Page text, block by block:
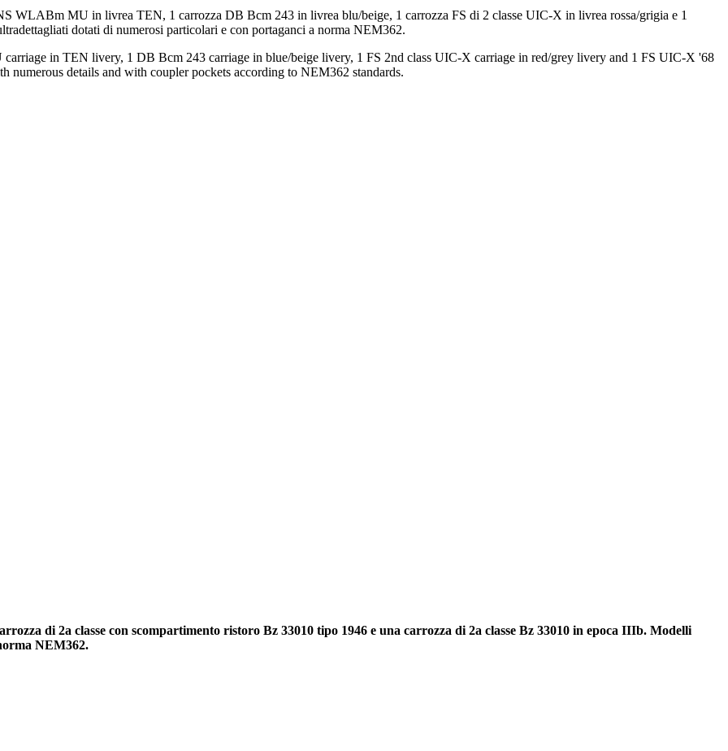
WLABm MU in livrea TEN, 1 carrozza DB Bcm 243 in livrea blu/beige, 1 carrozza FS di 2 classe UIC-X in livrea rossa/grigia e 1
dotati di numerosi particolari e con portaganci a norma NEM362.
in TEN livery, 1 DB Bcm 243 carriage in blue/beige livery, 1 FS 2nd class UIC-X carriage in red/grey livery and 1 FS UIC-X '68
details and with coupler pockets according to NEM362 standards.
di 2a classe con scompartimento ristoro Bz 33010 tipo 1946 e una carrozza di 2a classe Bz 33010 in epoca IIIb. Modelli
NEM362.